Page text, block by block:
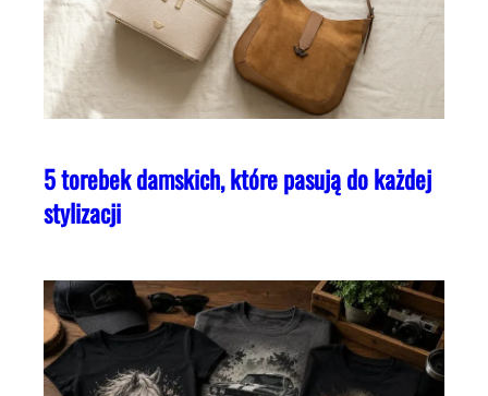
5 torebek damskich, które pasują do każdej
stylizacji